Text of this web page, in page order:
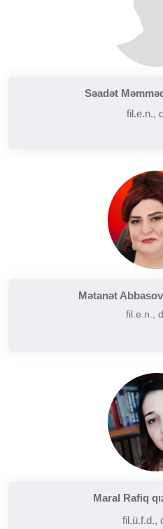
Səadət Məmməd
fil.e.n.,
Mətanət
fil.e.n.,
Maral Rafiq
fil.ü.f.d.,